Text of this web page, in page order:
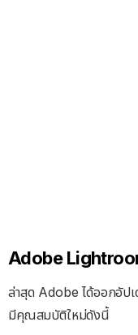
Adobe
ล่าสุด Adobe ได้ออกอัป
มีคุณสมบัติใหม่ดังนี้